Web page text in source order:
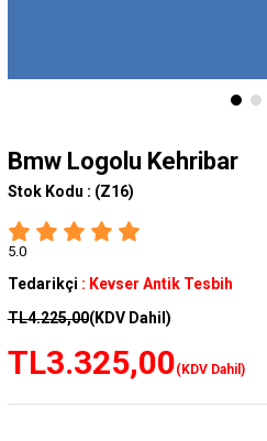
Bmw Logolu Kehribar
Stok Kodu : (Z16)
5.0
Tedarikçi : Kevser Antik Tesbih
TL4.225,00(KDV Dahil)
TL3.325,00(KDV Dahil)